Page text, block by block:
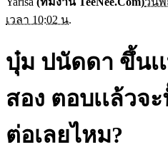
เวลา 10:02 น.
บุ๋ม ปนัดดา ขึ้นเ
สอง ตอบเเล้วจ
ต่อเลยไหม?